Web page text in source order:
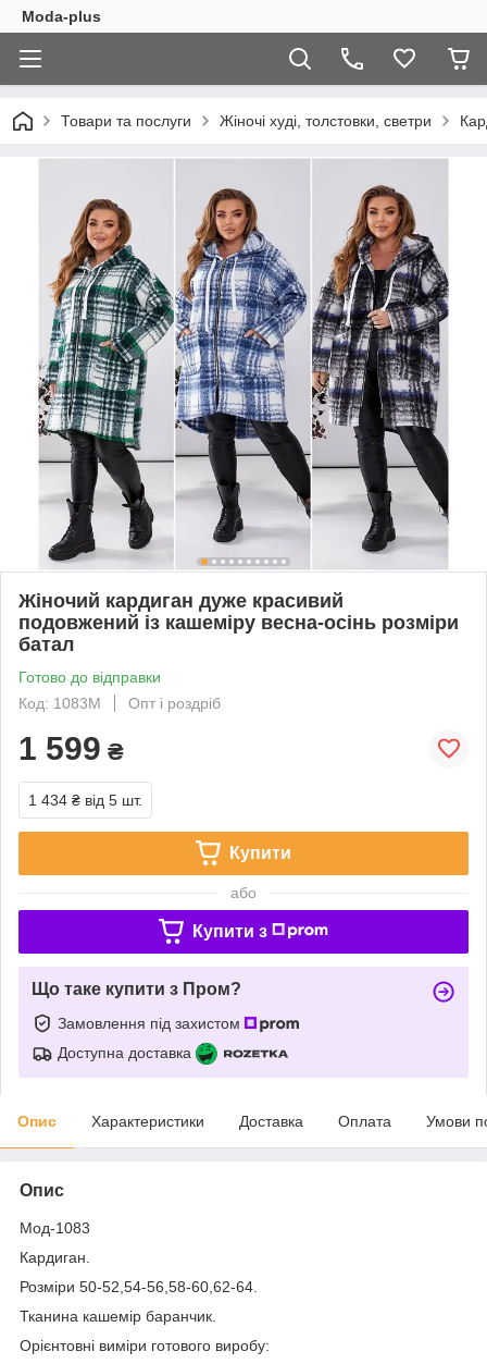
Moda-plus
Товари та послуги Жіночі худі, толстовки, светри
Жіночий кардиган дуже красивий
подовжений із кашеміру весна-осінь розміри
батал
Готово до відправки
Код: 1083М
Опт і роздріб
1 599 ₴
1 434 ₴ від 5 шт.
Купити
або
Купити з
Що таке купити з Пром?
Замовлення під захистом
Доступна доставка
Опис Характеристики Доставка Оплата Умови
Опис
Мод-1083
Кардиган.
Розміри 50-52,54-56,58-60,62-64.
Тканина кашемір баранчик.
Орієнтовні виміри готового виробу: